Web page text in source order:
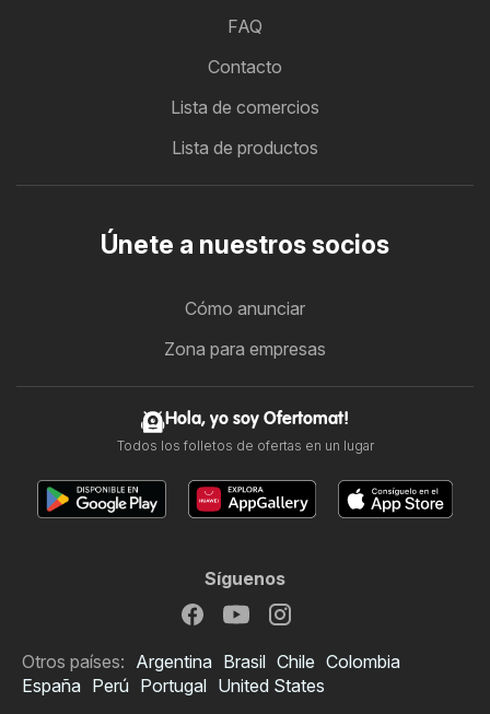
FAQ
Contacto
Lista de comercios
Lista de productos
Únete a nuestros socios
Cómo anunciar
Zona para empresas
Hola, yo soy Ofertomat!
Todos los folletos de ofertas en un lugar
Síguenos
Otros países: Argentina Brasil Chile Colombia
España Perú Portugal United States